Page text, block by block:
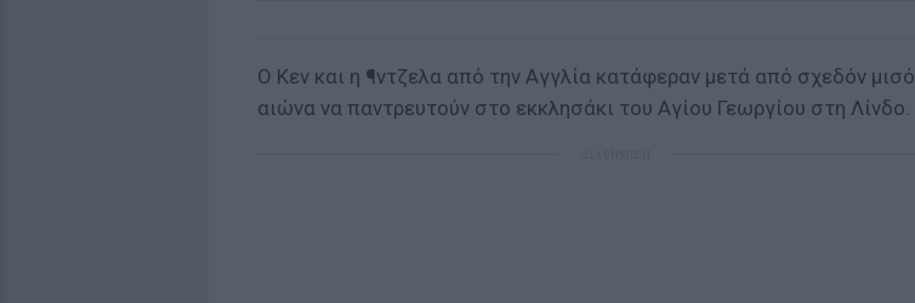
Ο Κεν και η ¶ντζελα από την Αγγλία κατάφεραν μετά από σχεδόν μισό
αιώνα να παντρευτούν στο εκκλησάκι του Αγίου Γεωργίου στη Λίνδο.